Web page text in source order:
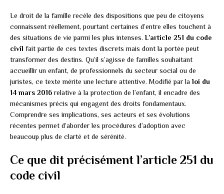
Le droit de la famille recèle des dispositions que peu de citoyens
connaissent réellement, pourtant certaines d’entre elles touchent à
des situations de vie parmi les plus intenses.L’article 251 du code
civil fait partie de ces textes discrets mais dont la portée peut
transformer des destins. Qu’il s’agisse de familles souhaitant
accueillir un enfant, de professionnels du secteur social ou de
juristes, ce texte mérite une lecture attentive. Modifié par la loi du
14 mars 2016relative à la protection de l’enfant, il encadre des
mécanismes précis qui engagent des droits fondamentaux.
Comprendre ses implications, ses acteurs et ses évolutions
récentes permet d’aborder les procédures d’adoption avec
beaucoup plus de clarté et de sérénité.
Ce que dit précisément l’article 251 du
code civil